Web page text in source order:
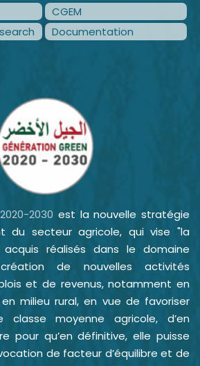
CGEM
Documentation
2030 est la nouvelle stratégie
du secteur agricole, qui vise "la
réalisés dans le domaine
de nouvelles activités
et de revenus, notamment en
milieu rural, en vue de favoriser
classe moyenne agricole, d’en
pour qu’en définitive, elle puisse
de facteur d’équilibre et de